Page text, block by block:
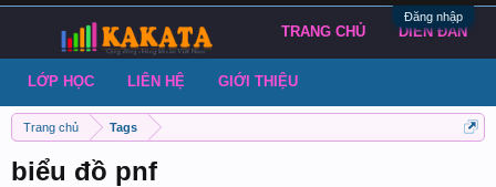
Đăng nhập
Trang chủ Tags
biểu đồ pnf
TRANG CHỦ DIỄN ĐÀN
LỚP HỌC LIÊN HỆ GIỚI THIỆU